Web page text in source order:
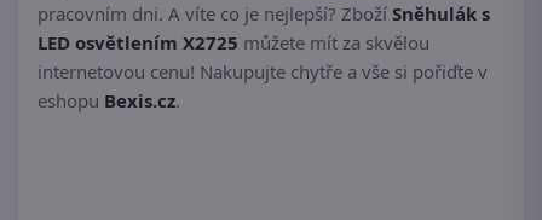
pracovním dni. A víte co je nejlepší? Zboží Sněhulák s
LED osvětlením X2725 můžete mít za skvělou
internetovou cenu! Nakupujte chytře a vše si pořiďte v
eshopu Bexis.cz.